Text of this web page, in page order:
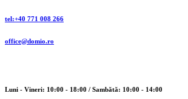
tel:+40 771 008 266
office@domio.ro
Luni - Vineri: 10:00 - 18:00 / Sambătă: 10:00 - 14:00